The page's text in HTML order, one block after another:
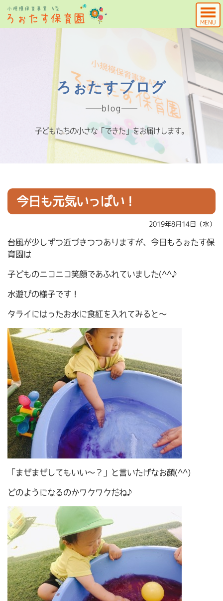
MENU
ろぉたすブログ
blog
子どもたちの小さな「できた」をお届けします。
今日も元気いっぱい！
2019年8月14日（水）
台風が少しずつ近づきつつありますが、今日もろぉたす保
育園は
子どものニコニコ笑顔であふれていました(^^♪
水遊びの様子です！
タライにはったお水に食紅を入れてみると～
「まぜまぜしてもいい～？」と言いたげなお顔(^^)
どのようになるのかワクワクだね♪